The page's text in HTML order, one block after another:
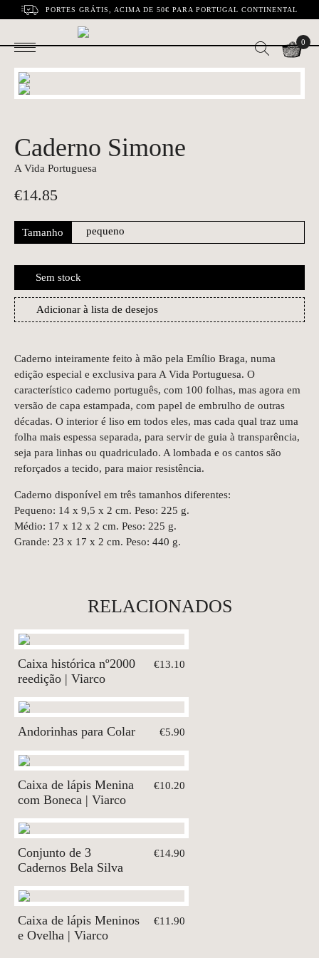
PORTES GRÁTIS, ACIMA DE 50€ PARA PORTUGAL CONTINENTAL
0
Caderno Simone
A Vida Portuguesa
€14.85
Tamanho
Sem stock
Adicionar à lista de desejos
Caderno inteiramente feito à mão pela Emílio Braga, numa
edição especial e exclusiva para A Vida Portuguesa. O
característico caderno português, com 100 folhas, mas agora em
versão de capa estampada, com papel de embrulho de outras
décadas. O interior é liso em todos eles, mas cada qual traz uma
folha mais espessa separada, para servir de guia à transparência,
seja para linhas ou quadriculado. A lombada e os cantos são
reforçados a tecido, para maior resistência.
Caderno disponível em três tamanhos diferentes:
Pequeno: 14 x 9,5 x 2 cm. Peso: 225 g.
Médio: 17 x 12 x 2 cm. Peso: 225 g.
Grande: 23 x 17 x 2 cm. Peso: 440 g.
RELACIONADOS
Caixa histórica nº2000
reedição | Viarco
€13.10
Andorinhas para Colar €5.90
Caixa de lápis Menina
com Boneca | Viarco
€10.20
Conjunto de 3
Cadernos Bela Silva
€14.90
Caixa de lápis Meninos
e Ovelha | Viarco
€11.90